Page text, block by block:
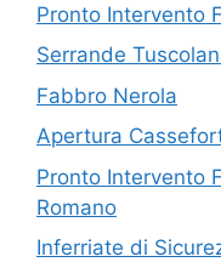
Pronto Intervento
Serrande
Fabbro Nerola
Apertura
Pronto Intervento
Romano
Inferriate di